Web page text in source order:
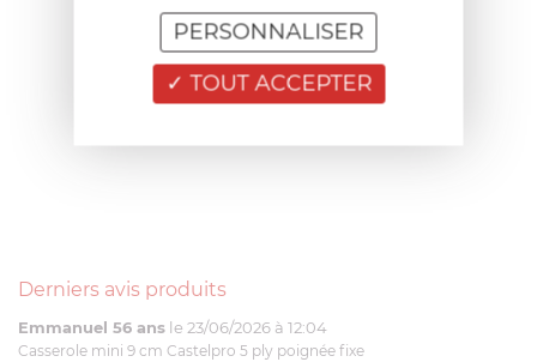
Derniers avis produits
Emmanuel 56 ans le 23/06/2026 à 12:04
Casserole mini 9 cm Castelpro 5 ply poignée fixe
TOUT ACCEPTER
PERSONNALISER